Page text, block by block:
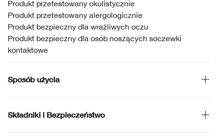
Produkt przetestowany okulistycznie
Produkt przetestowany alergologicznie
Produkt bezpieczny dla wrażliwych oczu
Produkt bezpieczny dla osób noszących soczewki
kontaktowe
Sposób użycia
Składniki i Bezpieczeństwo